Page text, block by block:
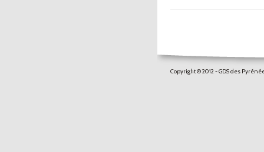
Copyright © 2012 - GDS des